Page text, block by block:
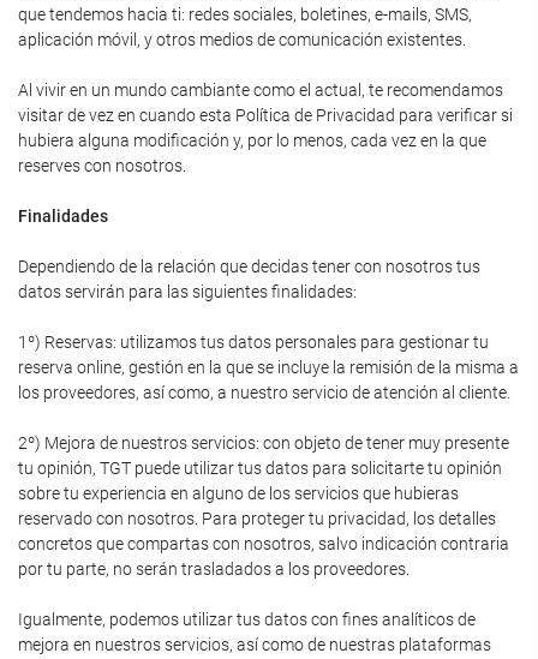
que tendemos hacia ti: redes sociales, boletines, e-mails, SMS,
aplicación móvil, y otros medios de comunicación existentes.
Al vivir en un mundo cambiante como el actual, te recomendamos
visitar de vez en cuando esta Política de Privacidad para verificar si
hubiera alguna modificación y, por lo menos, cada vez en la que
reserves con nosotros.
Finalidades
Dependiendo de la relación que decidas tener con nosotros tus
datos servirán para las siguientes finalidades:
1º) Reservas: utilizamos tus datos personales para gestionar tu
reserva online, gestión en la que se incluye la remisión de la misma a
los proveedores, así como, a nuestro servicio de atención al cliente.
2º) Mejora de nuestros servicios: con objeto de tener muy presente
tu opinión, TGT puede utilizar tus datos para solicitarte tu opinión
sobre tu experiencia en alguno de los servicios que hubieras
reservado con nosotros. Para proteger tu privacidad, los detalles
concretos que compartas con nosotros, salvo indicación contraria
por tu parte, no serán trasladados a los proveedores.
Igualmente, podemos utilizar tus datos con fines analíticos de
mejora en nuestros servicios, así como de nuestras plataformas